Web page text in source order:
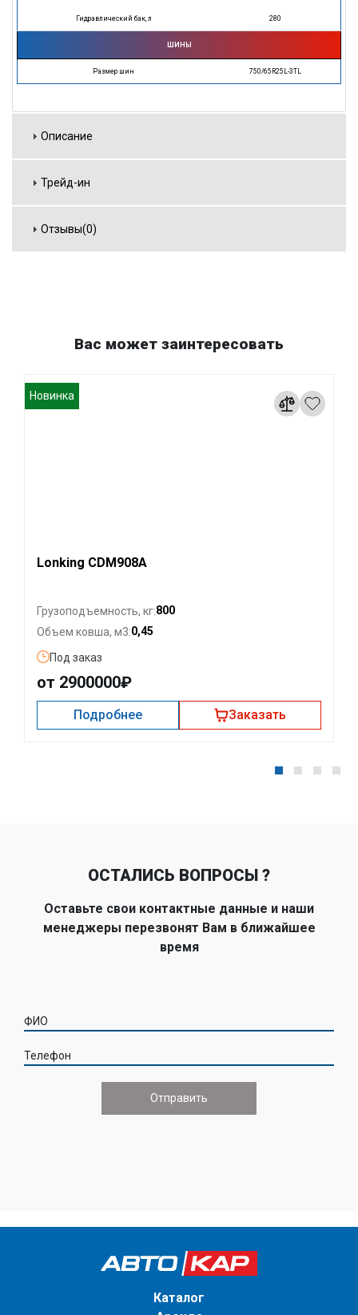
Гидравлический бак, л 280
ШИНЫ
Размер шин 750/65R25L-3TL
Описание
Трейд-ин
Отзывы(0)
Вас может заинтересовать
Новинка
Lonking CDM908A
Грузоподъемность, кг:800
Объем ковша, м3:0,45
Под заказ
от 2900000₽
Подробнее Заказать
ОСТАЛИСЬ ВОПРОСЫ ?
Оставьте свои контактные данные и наши
менеджеры перезвонят Вам в ближайшее
время
ФИО
Телефон
Каталог